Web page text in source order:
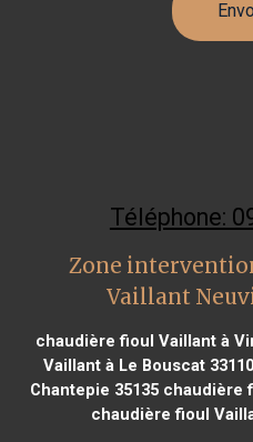
Téléphone:
Zone
Vaillant
chaudière fioul Vaillant à
Vaillant à Le Bouscat 33110
Chantepie 35135chaudière
chaudière fioul